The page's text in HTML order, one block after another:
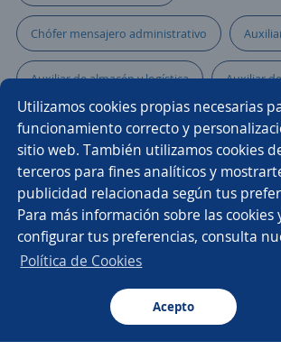
Utilizamos cookies propias necesarias
funcionamiento correcto y
sitio web. También utilizamos cookies
terceros para fines analíticos y
publicidad relacionada según tus
Para más información sobre las cookies
configurar tus preferencias, consulta
Política de Cookies
Acepto
Buscar Aplicaciones Avisos
Chófer mensajero administrativo
Auxiliar de almacén y logística Auxiliar
Asistente/a de comercio exterior Chófer
Auxiliar de almacén Especialista en
Jefe/a de logística Supernumerario/a
Auxiliar inventario
Analista de logística Almacenista
Buscar es más fácil en la
CT App
Navegador